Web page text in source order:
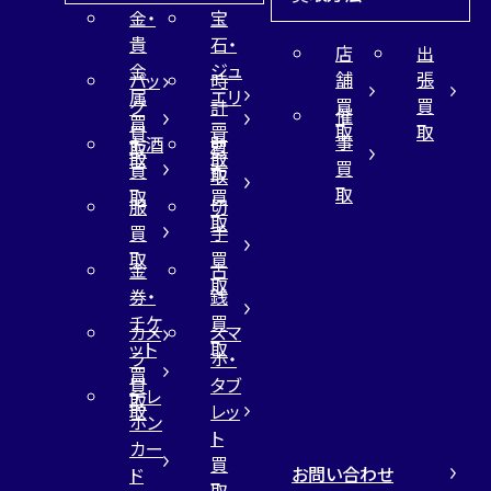
金・
貴
金
属
買
取
宝
石・
ジュ
エリ
ー
買
取
バッ
グ
買
取
時
計
買
取
お酒
買
取
財
布
買
取
服
買
取
切
手
買
取
金
券・
チケ
ット
買
取
古
銭
買
取
カメ
ラ
買
取
スマ
ホ・
タブ
レッ
ト
買
テレ
ホン
カー
ド
店
舗
買
取
出
張
買
取
催
事
買
取
お問い合わせ